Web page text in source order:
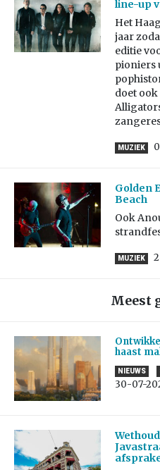
line-up
Het
jaar
editie
pioniers
doet
MUZIEK
Golden
Beach
Ook
MUZIEK
Meest
haast
NIEUWS
30-07-